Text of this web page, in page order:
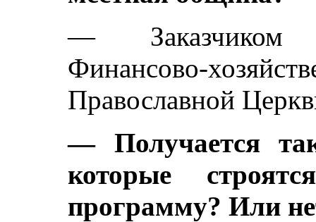
— Заказчиком
Финансово-
Православной
— Получается
которые
программу? Или